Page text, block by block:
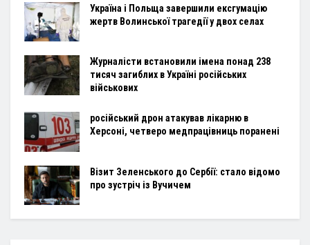
Україна і Польща завершили ексгумацію
жертв Волинської трагедії у двох селах
Журналісти встановили імена понад 238
тисяч загиблих в Україні російських
військових
російський дрон атакував лікарню в
Херсоні, четверо медпрацівниць поранені
Візит Зеленського до Сербії: стало відомо
про зустріч із Вучичем